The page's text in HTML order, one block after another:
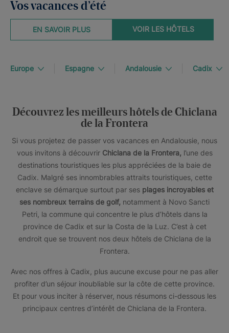
Vos vacances d’été
VOIR LES HÔTELS
EN SAVOIR PLUS
Europe Espagne Andalousie Cadix
Découvrez les meilleurs hôtels de Chiclana
de la Frontera
Si vous projetez de passer vos vacances en Andalousie, nous
vous invitons à découvrir Chiclana de la Frontera,l’une des
destinations touristiques les plus appréciées de la baie de
Cadix. Malgré ses innombrables attraits touristiques, cette
enclave se démarque surtout par ses plages incroyables et
ses nombreux terrains de golf, notamment à Novo Sancti
Petri, la commune qui concentre le plus d’hôtels dans la
province de Cadix et sur la Costa de la Luz. C’est à cet
endroit que se trouvent nos deux hôtels de Chiclana de la
Frontera.
Avec nos offres à Cadix, plus aucune excuse pour ne pas aller
profiter d’un séjour inoubliable sur la côte de cette province.
Et pour vous inciter à réserver, nous résumons ci-dessous les
principaux centres d’intérêt de Chiclana de la Frontera.